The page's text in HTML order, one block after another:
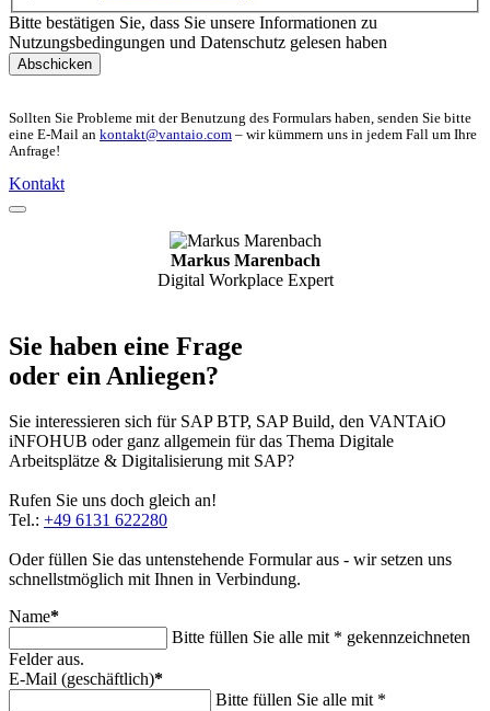
Bitte bestätigen Sie, dass Sie unsere Informationen zu
Nutzungsbedingungen und Datenschutz gelesen haben
Abschicken
Sollten Sie Probleme mit der Benutzung des Formulars haben, senden Sie bitte
eine E-Mail an kontakt@vantaio.com – wir kümmern uns in jedem Fall um Ihre
Anfrage!
Kontakt
Markus Marenbach
Digital Workplace Expert
Sie haben eine Frage
oder ein Anliegen?
Sie interessieren sich für SAP BTP, SAP Build, den VANTAiO
iNFOHUB oder ganz allgemein für das Thema Digitale
Arbeitsplätze & Digitalisierung mit SAP?
Rufen Sie uns doch gleich an!
Tel.: +49 6131 622280
Oder füllen Sie das untenstehende Formular aus - wir setzen uns
schnellstmöglich mit Ihnen in Verbindung.
Name*
Bitte füllen Sie alle mit * gekennzeichneten
Felder aus.
E-Mail (geschäftlich)*
Bitte füllen Sie alle mit *